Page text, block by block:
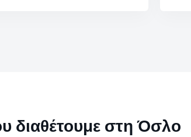
διαθέτουμε στη Όσλο